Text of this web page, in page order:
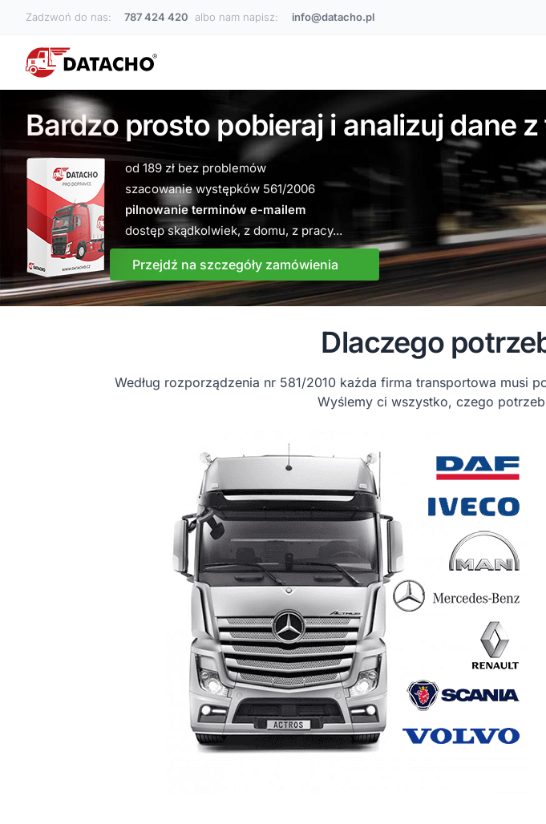
Zadzwoń do nas: 787 424 420 albo nam napisz: info@datacho.pl
Bardzo prosto pobieraj i analizuj dane
od 189 zł bez problemów
szacowanie występków 561/2006
pilnowanie terminów e-mailem
dostęp skądkolwiek, z domu, z pracy...
Przejdź na szczegóły zamówienia
Dlaczego
Według rozporządzenia nr 581/2010 każda firma transportowa
Wyślemy ci wszystko, czego